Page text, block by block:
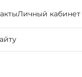
Личный кабинет